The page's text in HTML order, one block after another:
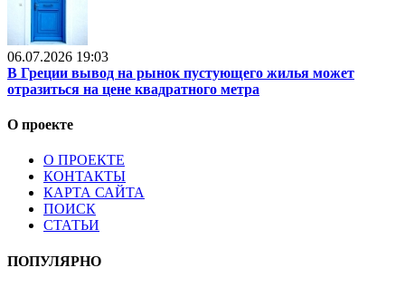
06.07.2026 19:03
В Греции вывод на рынок пустующего жилья может
отразиться на цене квадратного метра
О проекте
О ПРОЕКТЕ
КОНТАКТЫ
КАРТА САЙТА
ПОИСК
СТАТЬИ
ПОПУЛЯРНО